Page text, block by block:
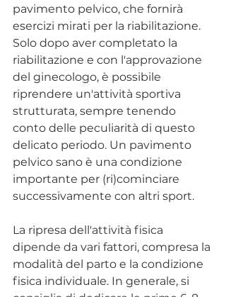
pavimento pelvico, che fornirà
esercizi mirati per la riabilitazione.
Solo dopo aver completato la
riabilitazione e con l'approvazione
del ginecologo, è possibile
riprendere un'attività sportiva
strutturata, sempre tenendo
conto delle peculiarità di questo
delicato periodo. Un pavimento
pelvico sano è una condizione
importante per (ri)cominciare
successivamente con altri sport.
La ripresa dell'attività fisica
dipende da vari fattori, compresa la
modalità del parto e la condizione
fisica individuale. In generale, si